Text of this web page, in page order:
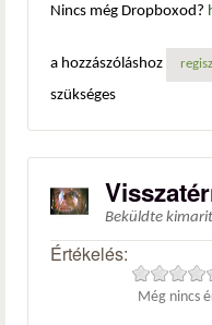
Nincs még Dropboxod?
a hozzászóláshoz
szükséges
Beküldte
Értékelés:
Még nincs